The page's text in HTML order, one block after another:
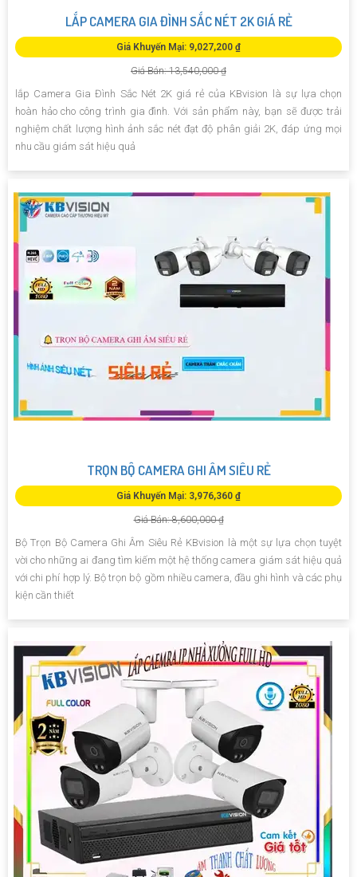
LẮP CAMERA GIA ĐÌNH SẮC NÉT 2K GIÁ RẺ
Giá Khuyến Mại: 9,027,200 ₫
Giá Bán: 13,540,000 ₫
lắp Camera Gia Đình Sắc Nét 2K giá rẻ của KBvision là sự lựa chọn
hoàn hảo cho công trình gia đình. Với sản phẩm này, bạn sẽ được trải
nghiệm chất lượng hình ảnh sắc nét đạt độ phân giải 2K, đáp ứng mọi
nhu cầu giám sát hiệu quả
TRỌN BỘ CAMERA GHI ÂM SIÊU RẺ
Giá Khuyến Mại: 3,976,360 ₫
Giá Bán: 8,600,000 ₫
Bộ Trọn Bộ Camera Ghi Âm Siêu Rẻ KBvision là một sự lựa chọn tuyệt
vời cho những ai đang tìm kiếm một hệ thống camera giám sát hiệu quả
với chi phí hợp lý. Bộ trọn bộ gồm nhiều camera, đầu ghi hình và các phụ
kiện cần thiết